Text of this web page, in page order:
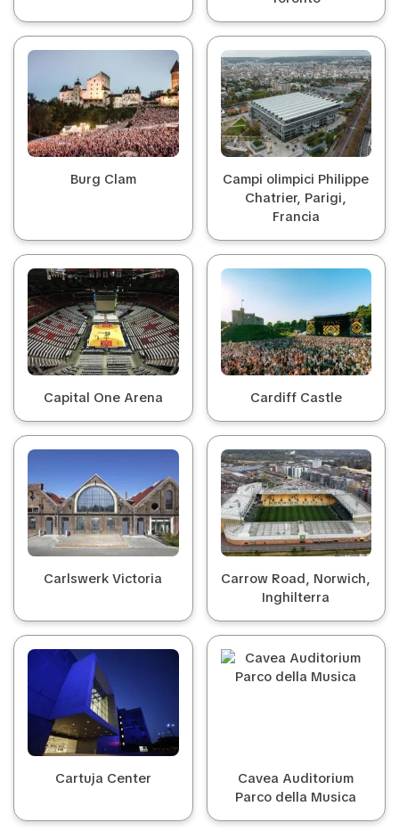
Burg Clam
Campi olimpici Philippe
Chatrier, Parigi,
Francia
Capital One Arena Cardiff Castle
Carlswerk Victoria
Carrow Road, Norwich,
Inghilterra
Cartuja Center
Cavea Auditorium
Parco della Musica